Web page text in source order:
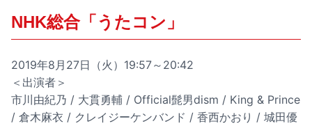
NHK総合「うたコン」
2019年8月27日（火）19:57～20:42
＜出演者＞
市川由紀乃 / 大貫勇輔 / Official髭男dism / King & Prince
/ 倉木麻衣 / クレイジーケンバンド / 香西かおり / 城田優